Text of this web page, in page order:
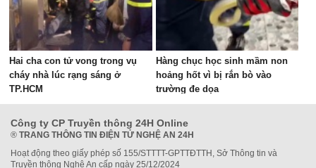
Hai cha con tử vong trong vụ
cháy nhà lúc rạng sáng ở
TP.HCM
Hàng chục học sinh mầm non
hoảng hốt vì bị rắn bò vào
trường đe dọa
Công ty CP Truyền thông 24H Online
® TRANG THÔNG TIN ĐIỆN TỬ NGHỆ AN 24H
Hoạt động theo giấy phép số 155/STTTT-GPTTĐTTH, Sở Thông tin và
Truyền thông Nghệ An cấp ngày 25/12/2024